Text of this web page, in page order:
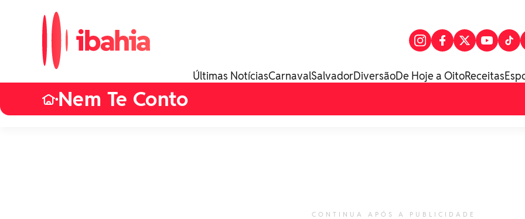
Últimas NotíciasCarnavalSalvadorDiversãoDe Hoje a OitoReceitas
•Nem Te Conto
CONTINUA APÓS A PUBLICIDADE